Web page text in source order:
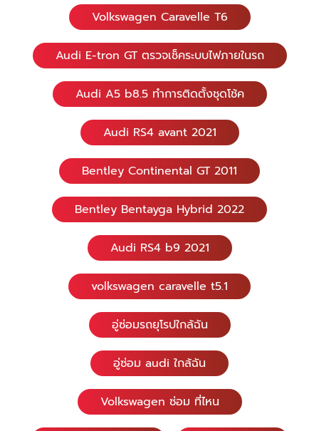
Volkswagen Caravelle T6
Audi E-tron GT ตรวจเช็คระบบไฟภายในรถ
Audi A5 b8.5 ทำการติดตั้งชุดโช้ค
Audi RS4 avant 2021
Bentley Continental GT 2011
Bentley Bentayga Hybrid 2022
Audi RS4 b9 2021
volkswagen caravelle t5.1
อู่ซ่อมรถยุโรปใกล้ฉัน
อู่ซ่อม audi ใกล้ฉัน
Volkswagen ซ่อม ที่ไหน